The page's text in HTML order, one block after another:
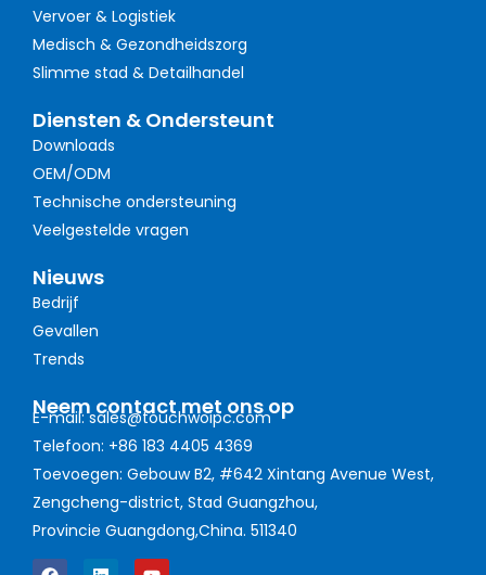
Vervoer & Logistiek
Medisch & Gezondheidszorg
Slimme stad & Detailhandel
Diensten & Ondersteunt
Downloads
OEM/ODM
Technische ondersteuning
Veelgestelde vragen
Nieuws
Bedrijf
Gevallen
Trends
Neem contact met ons op
E-mail: sales@touchwoipc.com
Telefoon: +86 183 4405 4369
Toevoegen: Gebouw B2, #642 Xintang Avenue West,
Zengcheng-district, Stad Guangzhou,
Provincie Guangdong,China. 511340